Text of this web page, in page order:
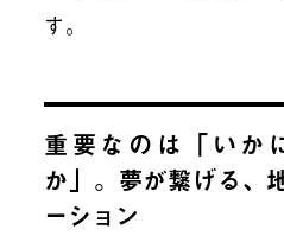
す。
重要なのは「いか
か」。夢が繋げる、
ーション